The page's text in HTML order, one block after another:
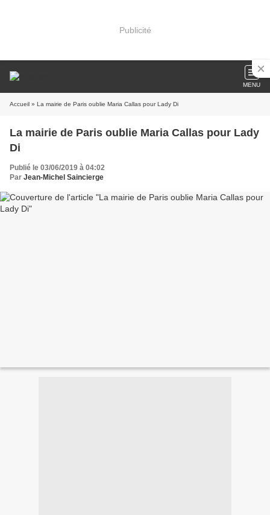
Publicité
MENU
Accueil » La mairie de Paris oublie Maria Callas pour Lady Di
La mairie de Paris oublie Maria Callas pour Lady
Di
Publié le 03/06/2019 à 04:02
Par Jean-Michel Saincierge